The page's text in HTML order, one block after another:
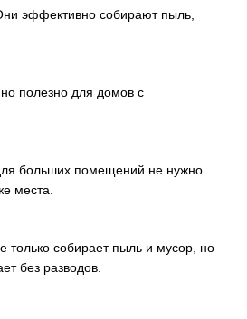
эффективно собирают пыль,
полезно для домов с
больших помещений не нужно
места.
только собирает пыль и мусор, но
без разводов.